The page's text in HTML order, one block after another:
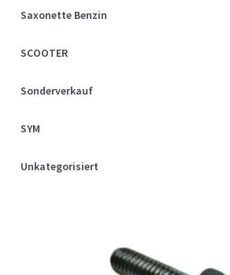
Saxonette Benzin
SCOOTER
Sonderverkauf
SYM
Unkategorisiert